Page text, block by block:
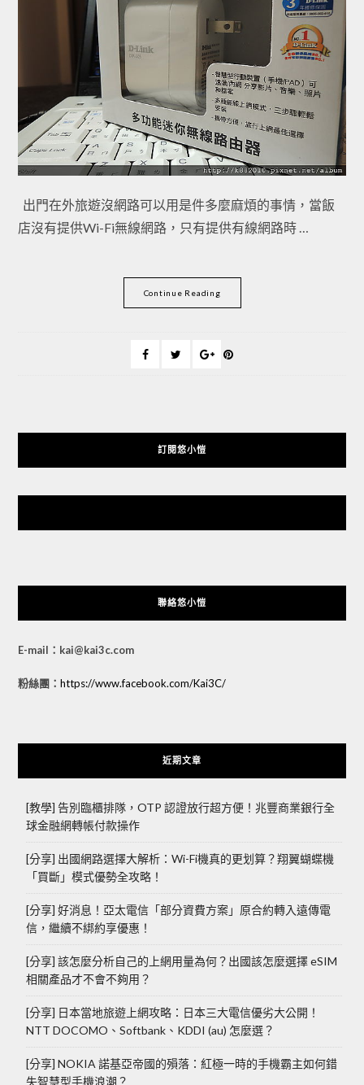
出門在外旅遊沒網路可以用是件多麼麻煩的事情，當飯
店沒有提供Wi-Fi無線網路，只有提供有線網路時 …
Continue Reading
訂閱悠小愷
聯絡悠小愷
E-mail：kai@kai3c.com
粉絲團： https://www.facebook.com/Kai3C/
近期文章
[教學] 告別臨櫃排隊，OTP 認證放行超方便！兆豐商業銀行全
球金融網轉帳付款操作
[分享] 出國網路選擇大解析：Wi-Fi機真的更划算？翔翼蝴蝶機
「買斷」模式優勢全攻略！
[分享] 好消息！亞太電信「部分資費方案」原合約轉入遠傳電
信，繼續不綁約享優惠！
[分享] 該怎麼分析自己的上網用量為何？出國該怎麼選擇 eSIM
相關產品才不會不夠用？
[分享] 日本當地旅遊上網攻略：日本三大電信優劣大公開！
NTT DOCOMO、Softbank、KDDI (au) 怎麼選？
[分享] NOKIA 諾基亞帝國的殞落：紅極一時的手機霸主如何錯
失智慧型手機浪潮？